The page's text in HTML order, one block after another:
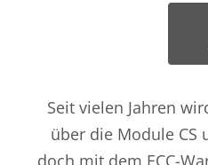
Seit vielen Jahren
über die Module CS